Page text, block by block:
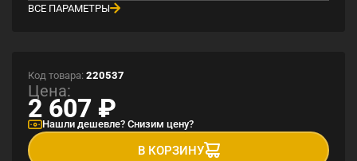
ВСЕ ПАРАМЕТРЫ
Код товара: 220537
Цена:
2 607 ₽
Нашли дешевле? Снизим цену?
В КОРЗИНУ